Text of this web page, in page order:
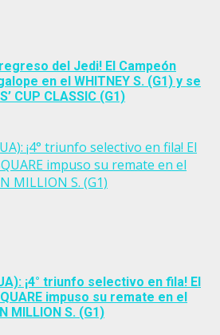
regreso del Jedi! El Campeón
en el WHITNEY S. (G1) y se
CUP CLASSIC (G1)
¡4° triunfo selectivo en fila! El
impuso su remate en el
MILLION S. (G1)
¡4° triunfo selectivo en fila! El
impuso su remate en el
MILLION S. (G1)